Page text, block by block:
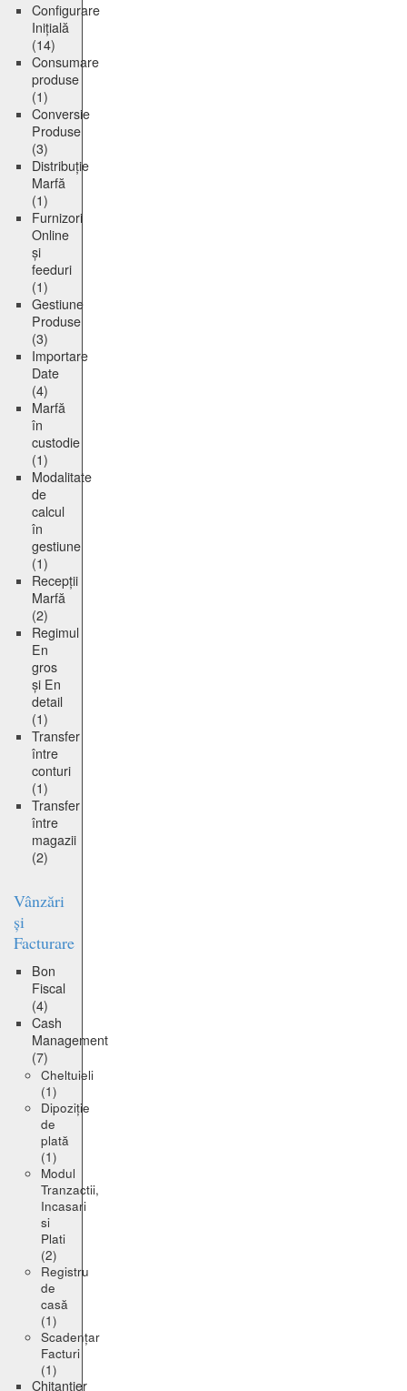
Configurare
Inițială
(14)
Consumare
produse
(1)
Conversie
Produse
(3)
Distribuție
Marfă
(1)
Furnizori
Online
și
feeduri
(1)
Gestiune
Produse
(3)
Importare
Date
(4)
Marfă
în
custodie
(1)
Modalitate
de
calcul
în
gestiune
(1)
Recepții
Marfă
(2)
Regimul
En
gros
și En
detail
(1)
Transfer
între
conturi
(1)
Transfer
între
magazii
(2)
Vânzări
și
Facturare
Bon
Fiscal
(4)
Cash
Management
(7)
Cheltuieli
(1)
Dipoziție
de
plată
(1)
Modul
Tranzactii,
Incasari
si
Plati
(2)
Registru
de
casă
(1)
Scadențar
Facturi
(1)
Chitanțier